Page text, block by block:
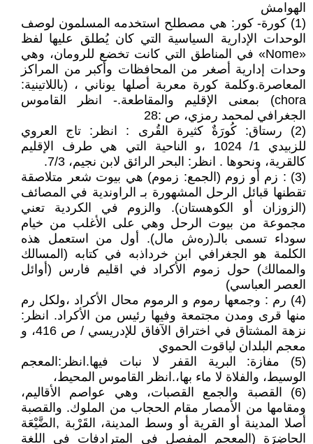
الهوامش
(1) كورة- كور: هي مصطلح استخدمه المسلمون لوصف
الوحدات الإدارية السياسية التي كان يُطلق عليها لفظ
«Nome» في المناطق التي كانت تخضع للرومان، وهي
وحدات إدارية أصغر من المحافظات وأكبر من المراكز
المعاصرة.وكلمة كورة معربة أصلها يوناني ، (باللاتينية:
chora) بمعنى الإقليم والمقاطعة.- انظر القاموس
الجغرافي لمحمد رمزي، ص :28
(2) رستاق: كُورَةٌ كثيرة القُرى : انظر: تاج العروي
للزبيدي 1/ 1024 ،و الناحية التي هي طرف الإقليم
كالقرية، ونحوها . انظر: البحر الرائق لابن نجيم، 7/3.
(3) : زم أو زوم (الجمع: زموم) هي بيوت شعر متلاصقة
تقطنها قبائل الرحل المشهورة بـ الراوندية في المصائف
(الزوزان أو الكوهستان). والزوم في الكردية تعني
مجموعة من بيوت الرحل وهي على الأغلب من خيام
سوداء تسمى بالـ(ره‌ش مال). أول من استعمل هذه
الكلمة هو الجغرافي ابن خرداذبه في كتابه (المسالك
والممالك) حول زموم الأكراد في اقليم فارس (أوائل
العصر العباسي)
(4) رم : وجمعها رموم و الرموم محال الأكراد ،ولكل رم
منها قرى ومدن مجتمعة وفيها رئيس من الأكراد. انظر:
نزهة المشتاق في اختراق الآفاق للإدريسي / ص 416، و
معجم البلدان لياقوت الحموي
(5) مفازة: البرية القفر لا نبات فيها.انظر:المعجم
الوسيط، والفلاة لا ماء بها،.انظر القاموس المحيط،
(6) القصبة والجمع القصبات، وهي عواصم الأقاليم،
ومقامها من الأمصار مقام الحجاب من الملوك. والقصبة
أصلا المدينة أو القرية أو وسط المدينة، القَرْبة ,الضَّيْعَة
الحاضِرَة (المعجم المفصل في المترادفات في اللغة